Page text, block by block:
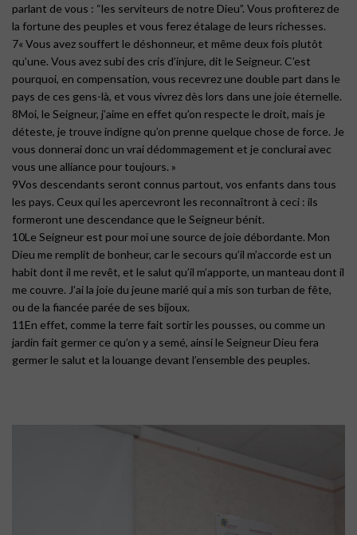
parlant de vous : “les serviteurs de notre Dieu”. Vous profiterez de
la fortune des peuples et vous ferez étalage de leurs richesses.
7« Vous avez souffert le déshonneur, et même deux fois plutôt
qu’une. Vous avez subi des cris d’injure, dit le Seigneur. C’est
pourquoi, en compensation, vous recevrez une double part dans le
pays de ces gens-là, et vous vivrez dès lors dans une joie éternelle.
8Moi, le Seigneur, j’aime en effet qu’on respecte le droit, mais je
déteste, je trouve indigne qu’on prenne quelque chose de force. Je
vous donnerai donc un vrai dédommagement et je conclurai avec
vous une alliance pour toujours. »
9Vos descendants seront connus partout, vos enfants dans tous
les pays. Ceux qui les apercevront les reconnaîtront à ceci : ils
formeront une descendance que le Seigneur bénit.
10Le Seigneur est pour moi une source de joie débordante. Mon
Dieu me remplit de bonheur, car le secours qu’il m’accorde est un
habit dont il me revêt, et le salut qu’il m’apporte, un manteau dont il
me couvre. J’ai la joie du jeune marié qui a mis son turban de fête,
ou de la fiancée parée de ses bijoux.
11En effet, comme la terre fait sortir les pousses, ou comme un
jardin fait germer ce qu’on y a semé, ainsi le Seigneur Dieu fera
germer le salut et la louange devant l’ensemble des peuples.